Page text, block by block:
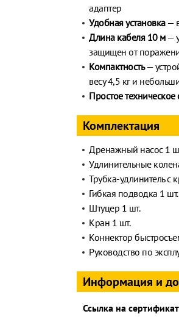
адаптер
Удобная установка—
Длина кабеля 10 м—
защищен от
Компактность—
весу 4,5 кг и
Простое
Комплектация
Дренажный насос 1
Удлинительные
Трубка-удлинитель с
Гибкая подводка 1 шт.
Штуцер 1 шт.
Кран 1 шт.
Коннектор
Руководство по
Информация и
Ссылка на сертификат